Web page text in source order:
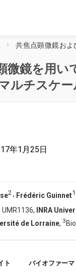
微鏡を用い
ルチスケ
年1月25日
2 , Frédéric Guinnet1
INRA
de Lorraine, 3
ト バイオファー